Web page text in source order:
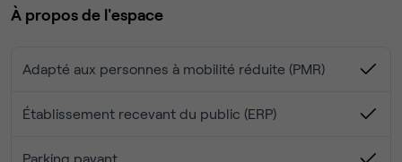
Lacour-Artillerie à 8 minutes à pieds) ou bien encore les
locaux). Venez découvrir des espaces de travail neufs et
➢ Accès 24h/24h, 7j/7j
À propos de l'espace
Adapté aux personnes à mobilité réduite (PMR)
Établissement recevant du public (ERP)
Parking payant